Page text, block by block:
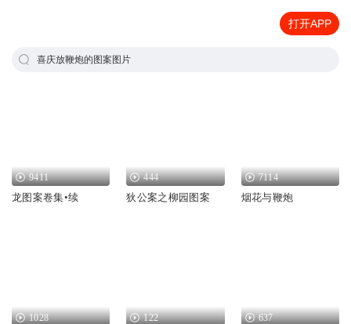
打开APP
喜庆放鞭炮的图案图片
9411
龙图案卷集•续
444
狄公案之柳园图案
7114
烟花与鞭炮
1028 122 637